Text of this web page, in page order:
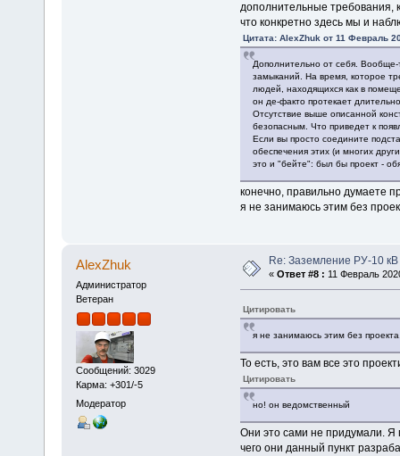
дополнительные требования,
что конкретно здесь мы и
Цитата: AlexZhuk от 11 Февраль
Дополнительно от себя. Вообще-
замыканий. На время, которое
людей, находящихся как в
он де-факто протекает
Отсутствие выше описанной
безопасным. Что приведет к
Если вы просто соедините
обеспечения этих (и многих
это и "бейте": был бы проект -
конечно, правильно думаете
я не занимаюсь этим без
AlexZhuk
Администратор
Ветеран
Сообщений: 3029
Карма: +301/-5
Модератор
Re: Заземление РУ-10 кВ
« Ответ #8 : 11 Февраль
Цитировать
я не занимаюсь этим без
То есть, это вам все это
Цитировать
но! он ведомственный
Они это сами не придумали. Я
чего они данный пункт